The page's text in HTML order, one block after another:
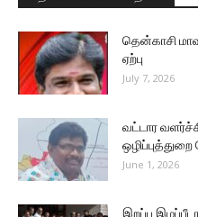
தென்காசி
ஏற்பு
July 7, 2026
வட்டார
June 1, 2026
இறப்பு